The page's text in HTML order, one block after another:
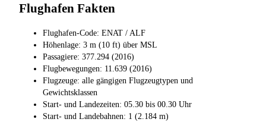
Flughafen Fakten
Flughafen-Code: ENAT / ALF
Höhenlage: 3 m (10 ft) über MSL
Passagiere: 377.294 (2016)
Flugbewegungen: 11.639 (2016)
Flugzeuge: alle gängigen Flugzeugtypen und
Gewichtsklassen
Start- und Landezeiten: 05.30 bis 00.30 Uhr
Start- und Landebahnen: 1 (2.184 m)